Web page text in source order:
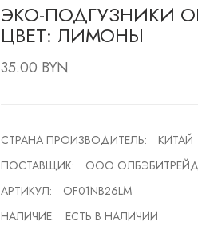
ЭКО-ПОДГУЗНИКИ
ЦВЕТ: ЛИМОНЫ
35.00 BYN
СТРАНА ПРОИЗВОДИТЕЛЬ:
КИТАЙ
ПОСТАВЩИК:
ООО ОЛБЭБИТРЕЙД
АРТИКУЛ:
OF01NB26LM
НАЛИЧИЕ:
ЕСТЬ В НАЛИЧИИ